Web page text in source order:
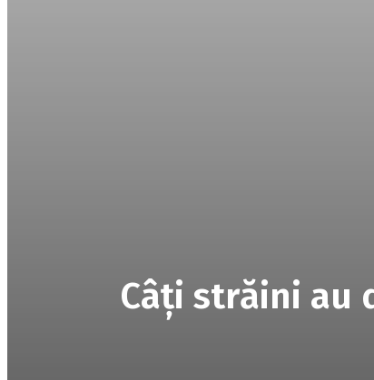
Câţi străini au